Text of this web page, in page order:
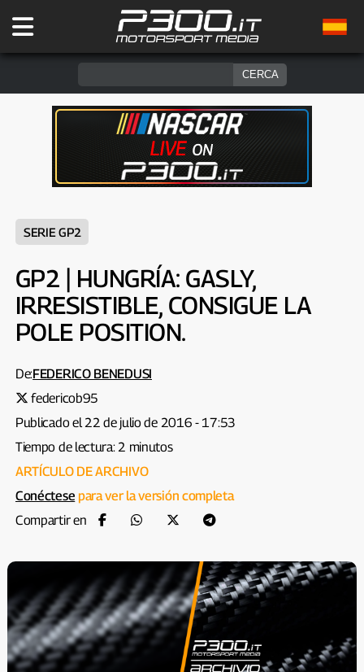
SERIE GP2
GP2 | HUNGRÍA: GASLY,
IRRESISTIBLE, CONSIGUE LA
POLE POSITION.
De:FEDERICO BENEDUSI
federicob95
Publicado el 22 de julio de 2016 - 17:53
Tiempo de lectura: 2 minutos
ARTÍCULO DE ARCHIVO
Conéctese para ver la versión completa
Compartir en